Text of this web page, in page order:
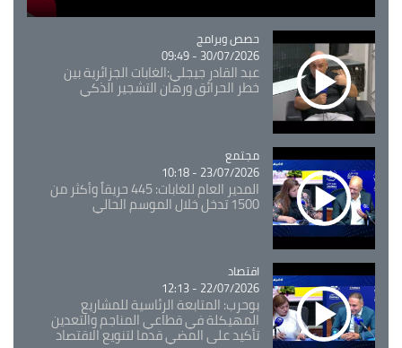
Catégorie
حصص وبرامج
30/07/2026 - 09:49
عبد القادر جيجلي:الغابات الجزائرية بين
خطر الحرائق ورهان التشجير الذكي
Catégorie
مجتمع
23/07/2026 - 10:18
المدير العام للغابات: 445 حريقاً وأكثر من
1500 تدخل خلال الموسم الحالي
Catégorie
اقتصاد
22/07/2026 - 12:13
بوحرب: المتابعة الرئاسية للمشاريع
المهيكلة في قطاعي المناجم والتعدين
تأكيد على المضي قدما لتنويع الاقتصاد